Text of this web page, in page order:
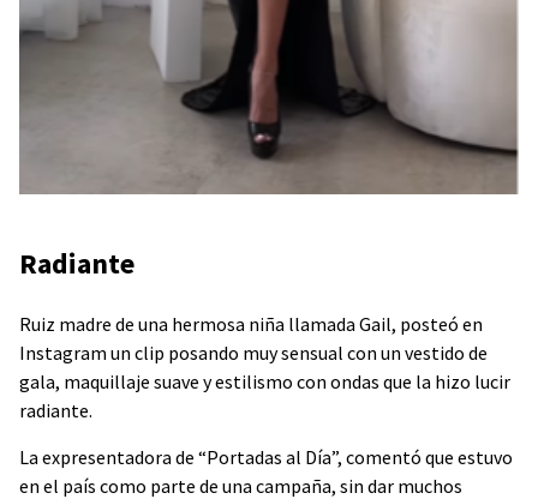
Radiante
Ruiz madre de una hermosa niña llamada Gail, posteó en
Instagram un clip posando muy sensual con un vestido de
gala, maquillaje suave y estilismo con ondas que la hizo lucir
radiante.
La expresentadora de “Portadas al Día”, comentó que estuvo
en el país como parte de una campaña, sin dar muchos